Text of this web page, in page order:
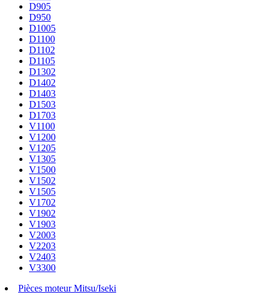
D905
D950
D1005
D1100
D1102
D1105
D1302
D1402
D1403
D1503
D1703
V1100
V1200
V1205
V1305
V1500
V1502
V1505
V1702
V1902
V1903
V2003
V2203
V2403
V3300
Pièces moteur Mitsu/Iseki